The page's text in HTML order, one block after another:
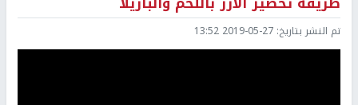
تم النشر بتاريخ: 2019-05-27 13:52